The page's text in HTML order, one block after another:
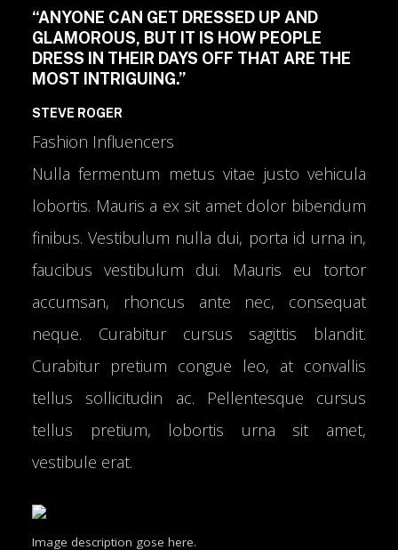
“ANYONE CAN GET DRESSED UP AND
GLAMOROUS, BUT IT IS HOW PEOPLE
DRESS IN THEIR DAYS OFF THAT ARE THE
MOST INTRIGUING.”
STEVE ROGER
Fashion Influencers
Nulla fermentum metus vitae justo vehicula
lobortis. Mauris a ex sit amet dolor bibendum
finibus. Vestibulum nulla dui, porta id urna in,
faucibus vestibulum dui. Mauris eu tortor
accumsan, rhoncus ante nec, consequat
neque. Curabitur cursus sagittis blandit.
Curabitur pretium congue leo, at convallis
tellus sollicitudin ac. Pellentesque cursus
tellus pretium, lobortis urna sit amet,
vestibule erat.
Image description gose here.